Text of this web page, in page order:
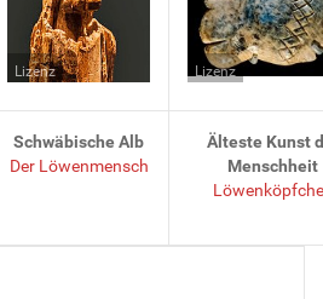
Lizenz Lizenz
Schwäbische Alb
Der Löwenmensch
Älteste Kunst
Menschheit